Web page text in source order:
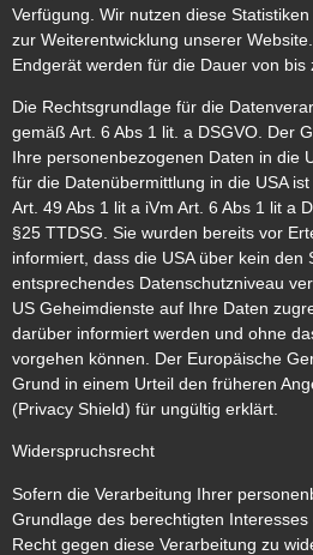
Verfügung. Wir nutzen diese
zur Weiterentwicklung unserer
Endgerät werden für die Dauer von bis
Die Rechtsgrundlage für die
gemäß Art. 6 Abs 1 lit. a DSGVO. Der
Ihre personenbezogenen Daten in die
für die Datenübermittlung in die USA
Art. 49 Abs 1 lit a iVm Art. 6 Abs 1 lit a
§25 TTDSG. Sie wurden bereits vor
informiert, dass die USA über kein den
entsprechendes Datenschutzniveau
US Geheimdienste auf Ihre Daten
darüber informiert werden und ohne
vorgehen können. Der Europäische
Grund in einem Urteil den früheren
(Privacy Shield) für ungültig erklärt.
Widerspruchsrecht
Sofern die Verarbeitung Ihrer
Grundlage des berechtigten
Recht gegen diese Verarbeitung zu